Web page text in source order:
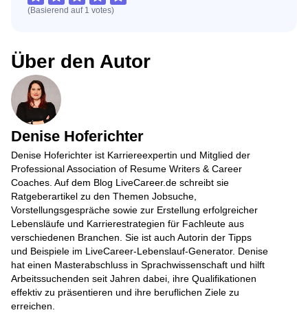
(Basierend auf 1 votes)
Über den Autor
Denise Hoferichter
Denise Hoferichter ist Karriereexpertin und Mitglied der
Professional Association of Resume Writers & Career
Coaches. Auf dem Blog LiveCareer.de schreibt sie
Ratgeberartikel zu den Themen Jobsuche,
Vorstellungsgespräche sowie zur Erstellung erfolgreicher
Lebensläufe und Karrierestrategien für Fachleute aus
verschiedenen Branchen. Sie ist auch Autorin der Tipps
und Beispiele im LiveCareer-Lebenslauf-Generator. Denise
hat einen Masterabschluss in Sprachwissenschaft und hilft
Arbeitssuchenden seit Jahren dabei, ihre Qualifikationen
effektiv zu präsentieren und ihre beruflichen Ziele zu
erreichen.